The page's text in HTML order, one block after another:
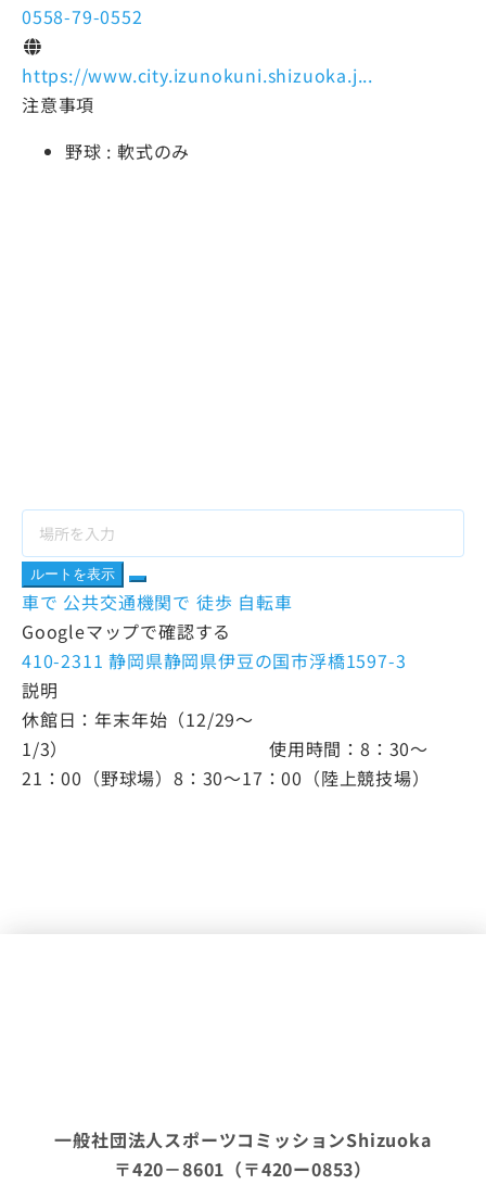
0558-79-0552
https://www.city.izunokuni.shizuoka.j...
注意事項
野球 : 軟式のみ
ルートを表示
車で 公共交通機関で 徒歩 自転車
Googleマップで確認する
410-2311 静岡県静岡県伊豆の国市浮橋1597-3
説明
休館日：年末年始（12/29～
1/3） 使用時間：8：30～
21：00（野球場）8：30～17：00（陸上競技場）
一般社団法人スポーツコミッションShizuoka
〒420－8601（〒420ー0853）